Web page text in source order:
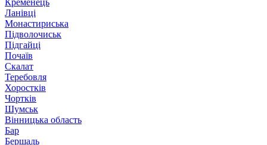
Кременець
Ланівці
Монастириська
Підволочиськ
Підгайці
Почаїв
Скалат
Теребовля
Хоростків
Чортків
Шумськ
Вінницька область
Бар
Бершадь